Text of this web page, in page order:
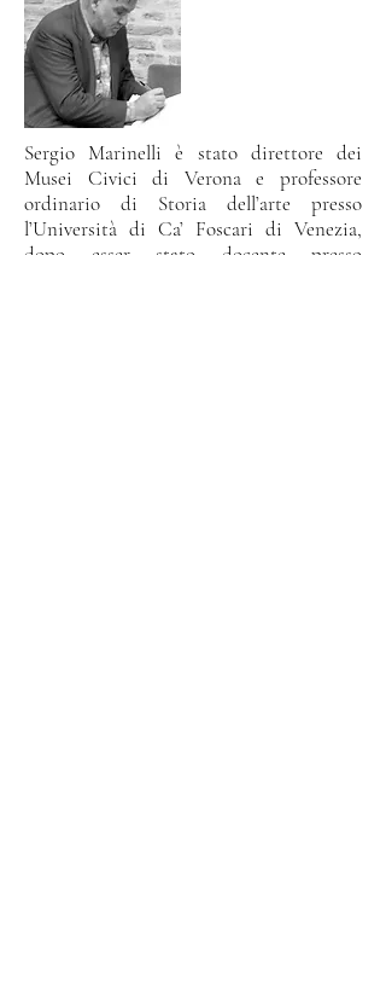
Sergio Marinelli è stato direttore dei
Musei Civici di Verona e professore
ordinario di Storia dell’arte presso
l’Università di Ca’ Foscari di Venezia,
dopo esser stato docente presso